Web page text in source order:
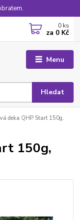
Menu
Hledat
0 ks
za 0 Kč
deka QHP Start 150g,
150g,